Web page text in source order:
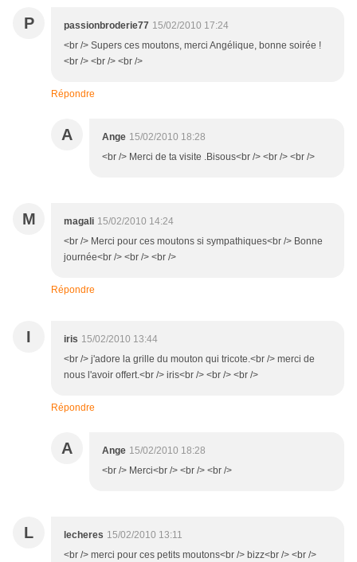
P passionbroderie77 15/02/2010 17:24
<br /> Supers ces moutons, merci Angélique, bonne soirée !
<br /> <br /> <br />
Répondre
A Ange 15/02/2010 18:28
<br /> Merci de ta visite .Bisous<br /> <br /> <br />
M magali 15/02/2010 14:24
<br /> Merci pour ces moutons si sympathiques<br /> Bonne
journée<br /> <br /> <br />
Répondre
I iris 15/02/2010 13:44
<br /> j'adore la grille du mouton qui tricote.<br /> merci de
nous l'avoir offert.<br /> iris<br /> <br /> <br />
Répondre
A Ange 15/02/2010 18:28
<br /> Merci<br /> <br /> <br />
L lecheres 15/02/2010 13:11
<br /> merci pour ces petits moutons<br /> bizz<br /> <br />